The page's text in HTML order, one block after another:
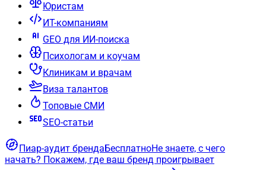
Юристам
ИТ-компаниям
GEO для ИИ-поиска
Психологам и коучам
Клиникам и врачам
Виза талантов
Топовые СМИ
SEO-статьи
Пиар-аудит брендаБесплатноНе знаете, с чего
начать? Покажем, где ваш бренд проигрывает